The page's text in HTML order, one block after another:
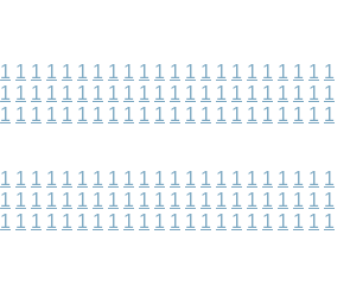
1 1 1 1 1 1 1 1 1 1 1 1 1 1 1 1 1 1 1 1 1 1
1 1 1 1 1 1 1 1 1 1 1 1 1 1 1 1 1 1 1 1 1 1
1 1 1 1 1 1 1 1 1 1 1 1 1 1 1 1 1 1 1 1 1 1
1 1 1 1 1 1 1 1 1 1 1 1 1 1 1 1 1 1 1 1 1 1
1 1 1 1 1 1 1 1 1 1 1 1 1 1 1 1 1 1 1 1 1 1
1 1 1 1 1 1 1 1 1 1 1 1 1 1 1 1 1 1 1 1 1 1